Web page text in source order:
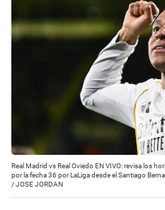
Real Madrid vs Real Oviedo EN VIVO: revisa los
por la fecha 36 por LaLiga desde el Santiago
/JOSE JORDAN